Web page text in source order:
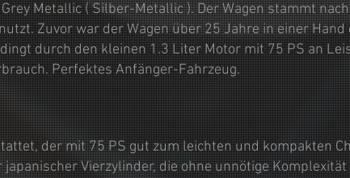
Metallic ( Silber-Metallic ). Der Wagen stammt
Zuvor war der Wagen über 25 Jahre in einer Hand
durch den kleinen 1.3 Liter Motor mit 75 PS an
Perfektes Anfänger-Fahrzeug.
der mit 75 PS gut zum leichten und kompakten
Vierzylinder, die ohne unnötige Komplexität